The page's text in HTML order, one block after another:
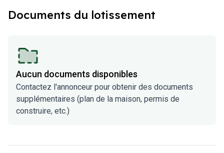
Documents du lotissement
Aucun documents disponibles
Contactez l'annonceur pour obtenir des documents
supplémentaires (plan de la maison, permis de
construire, etc.)